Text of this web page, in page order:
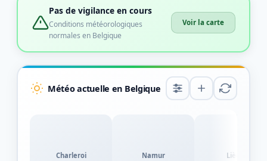
Pas de vigilance en cours
Conditions météorologiques
normales en Belgique
Voir la carte
Météo actuelle en Belgique
Charleroi Namur Liège